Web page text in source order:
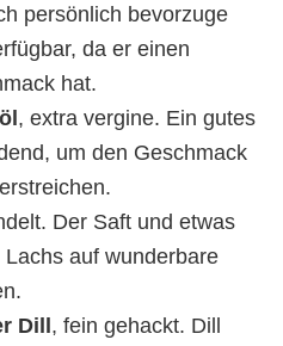
persönlich bevorzuge
da er einen
hat.
, extra vergine. Ein gutes
um den Geschmack
Der Saft und etwas
auf wunderbare
Dill, fein gehackt. Dill